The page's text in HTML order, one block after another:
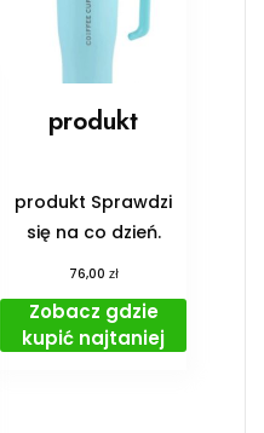
produkt
produkt Sprawdzi
się na co dzień.
76,00 zł
Zobacz gdzie
kupić najtaniej